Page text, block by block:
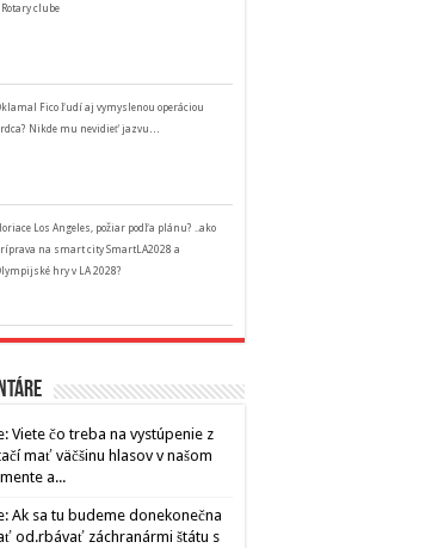
Rotary clube
Fico ľudí aj vymyslenou operáciou
Nikde mu nevidieť jazvu…
Los Angeles, požiar podľa plánu? ..ako
na smart city SmartLA2028 a
hry v LA 2028?
Viete čo treba na vystúpenie z
mať väčšinu hlasov v našom
a...
Ak sa tu budeme donekonečna
od.rbávať záchranármi štátu s